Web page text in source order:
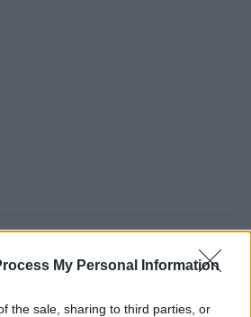
My Personal Information
the sale, sharing to third parties, or